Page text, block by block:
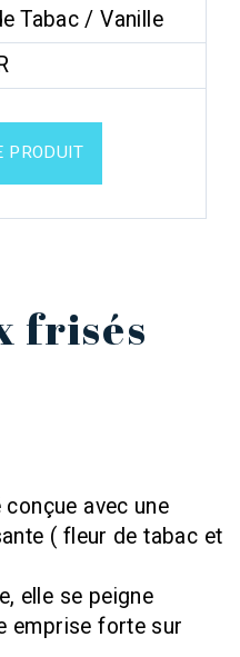
Tabac / Vanille
PRODUIT
frisés
avec une
( fleur de tabac et
elle se peigne
emprise forte sur